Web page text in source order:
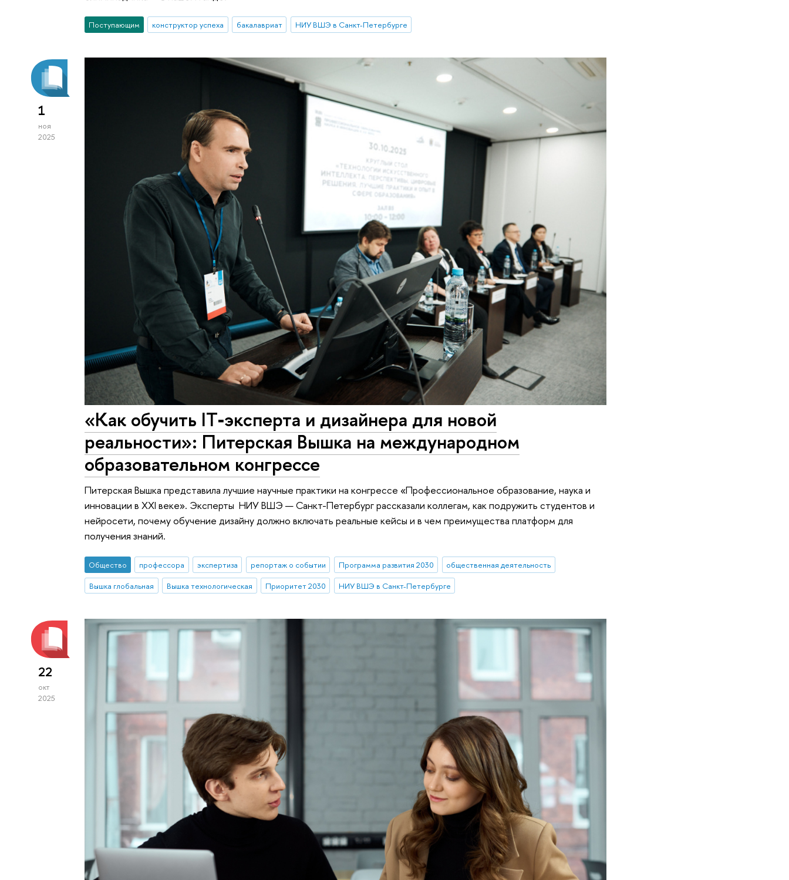
Поступающим конструктор успеха бакалавриат НИУ ВШЭ в Санкт-Петербурге
1
ноя
2025
«Как обучить IT‑эксперта и дизайнера для новой
реальности»: Питерская Вышка на международном
образовательном конгрессе
Питерская Вышка представила лучшие научные практики на конгрессе «Профессиональное образование, наука и
инновации в XXI веке». Эксперты НИУ ВШЭ — Санкт-Петербург рассказали коллегам, как подружить студентов и
нейросети, почему обучение дизайну должно включать реальные кейсы и в чем преимущества платформ для
получения знаний.
Общество профессора экспертиза репортаж о событии Программа развития 2030
общественная деятельность
Вышка глобальная
Вышка технологическая Приоритет 2030 НИУ ВШЭ в Санкт-Петербурге
22
окт
2025